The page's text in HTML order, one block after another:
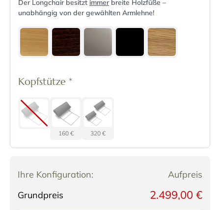
Der Longchair besitzt immerbreite Holzfüße –
unabhängig von der gewählten Armlehne!
Kopfstütze *
160 € 320 €
Ihre Konfiguration:
Aufpreis
Grundpreis
2.499,00 €